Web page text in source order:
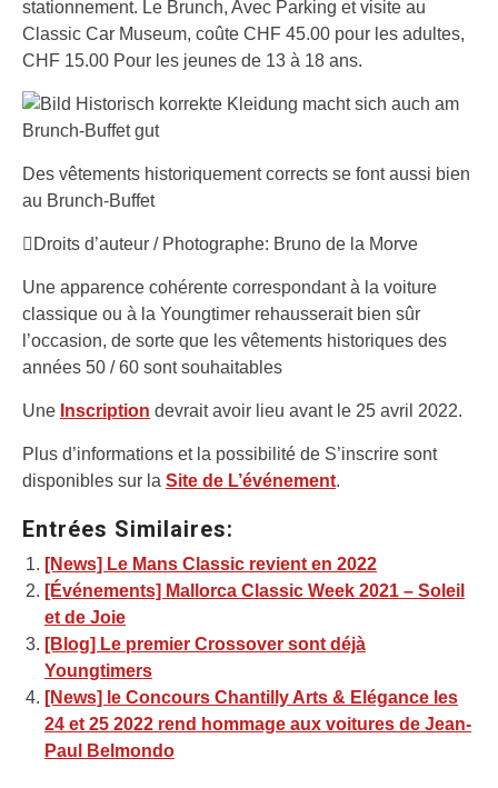
stationnement. Le Brunch, Avec Parking et visite au
Classic Car Museum, coûte CHF 45.00 pour les adultes,
CHF 15.00 Pour les jeunes de 13 à 18 ans.
Des vêtements historiquement corrects se font aussi bien
au Brunch-Buffet
Droits d’auteur / Photographe: Bruno de la Morve
Une apparence cohérente correspondant à la voiture
classique ou à la Youngtimer rehausserait bien sûr
l’occasion, de sorte que les vêtements historiques des
années 50 / 60 sont souhaitables
Une Inscription devrait avoir lieu avant le 25 avril 2022.
Plus d’informations et la possibilité de S’inscrire sont
disponibles sur la Site de L’événement.
Entrées Similaires:
[News] Le Mans Classic revient en 2022
[Événements] Mallorca Classic Week 2021 – Soleil
et de Joie
[Blog] Le premier Crossover sont déjà
Youngtimers
[News] le Concours Chantilly Arts & Elégance les
24 et 25 2022 rend hommage aux voitures de Jean-
Paul Belmondo